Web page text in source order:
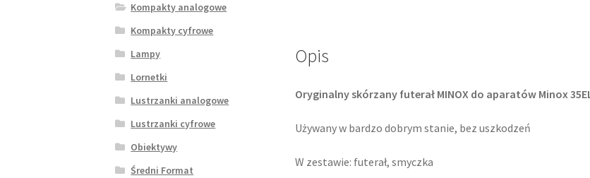
Opis
Oryginalny skórzany futerał MINOX do aparatów Minox
Używany w bardzo dobrym stanie, bez uszkodzeń
W zestawie: futerał, smyczka
Kompakty analogowe
Kompakty cyfrowe
Lampy
Lornetki
Lustrzanki analogowe
Lustrzanki cyfrowe
Obiektywy
Średni Format